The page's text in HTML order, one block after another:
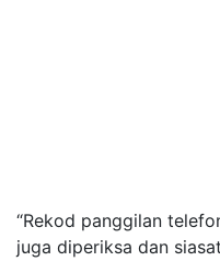
“Rekod panggilan
juga diperiksa dan